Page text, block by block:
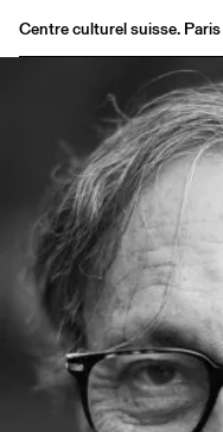
Centre culturel suisse. Paris
Buvette
Archives
Medias
Publications
About
EN